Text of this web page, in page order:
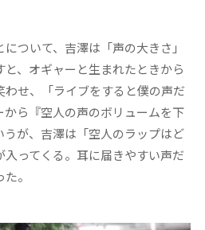
ついて、吉澤は「声の大きさ」
、オギャーと生まれたときから
せ、「ライブをすると僕の声だ
ら『空人の声のボリュームを下
が、吉澤は「空人のラップはど
ってくる。耳に届きやすい声だ
。